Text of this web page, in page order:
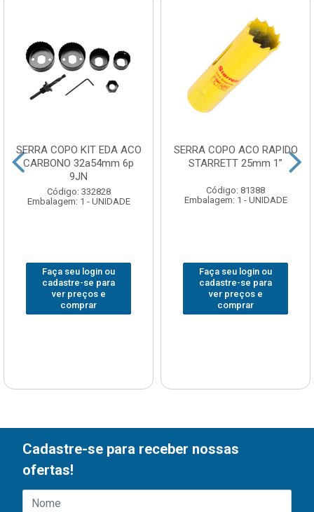
SERRA COPO KIT EDA ACO
CARBONO 32a54mm 6p
9JN
Código: 332828
Embalagem: 1 - UNIDADE
Faça seu login ou
cadastre-se para
ver preços e
comprar
SERRA COPO ACO RAPIDO
STARRETT 25mm 1”
Código: 81388
Embalagem: 1 - UNIDADE
Faça seu login ou
cadastre-se para
ver preços e
comprar
Cadastre-se para receber nossas
ofertas!